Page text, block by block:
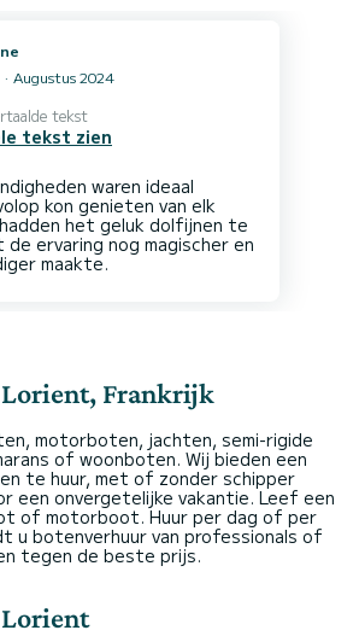
Augustus 2024
tekst
tekst zien
waren ideaal
kon genieten van elk
het geluk dolfijnen te
ervaring nog magischer en
Frankrijk
motorboten, jachten, semi-rigide
of woonboten. Wij bieden een
te huur, met of zonder schipper
een onvergetelijke vakantie. Leef een
of motorboot. Huur per dag of per
u botenverhuur van professionals of
tegen de beste prijs.